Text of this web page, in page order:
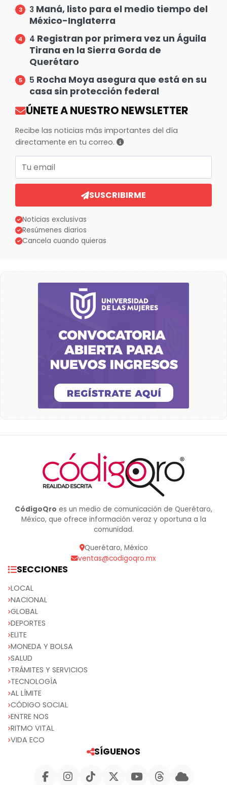
3 Maná, listo para el medio tiempo del
México-Inglaterra
4 Registran por primera vez un Águila
Tirana en la Sierra Gorda de
Querétaro
5 Rocha Moya asegura que está en su
casa sin protección federal
ÚNETE A NUESTRO NEWSLETTER
Recibe las noticias más importantes del día
directamente en tu correo.
Correo electrónico
SUSCRIBIRME
Noticias exclusivas
Resúmenes diarios
Cancela cuando quieras
CódigoQro es un medio de comunicación de Querétaro,
México, que ofrece información veraz y oportuna a la
comunidad.
Querétaro, México
ventas@codigoqro.mx
SECCIONES
LOCAL
NACIONAL
GLOBAL
DEPORTES
ELITE
MONEDA Y BOLSA
SALUD
TRÁMITES Y SERVICIOS
TECNOLOGÍA
AL LÍMITE
CÓDIGO SOCIAL
ENTRE NOS
RITMO VITAL
VIDA ECO
SÍGUENOS